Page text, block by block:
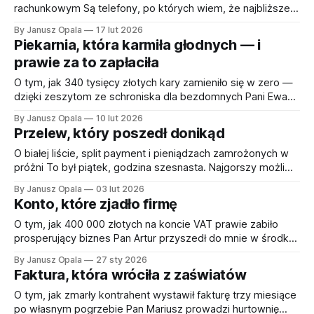
rachunkowym Są telefony, po których wiem, że najbliższe
siódmej rano. — Panie Januszu, mam kontrolę za dwa
tygodnie. I nie mam dokumentów. — Jak to nie ma Pan
dokumentów? — Bo moja księgowa zniknęła. Z
By Janusz Opala 17 lut 2026
Piekarnia, która karmiła głodnych — i
prawie za to zapłaciła
O tym, jak 340 tysięcy złotych kary zamieniło się w zero —
dzięki zeszytom ze schroniska dla bezdomnych Pani Ewa
wyglądała na cięższą niż powinna. W oczach miała łzy. Nie
płakała, ale była bliska. — Panie Januszu, to koniec. Urząd
chce trzysta czterdzieści tysięcy złotych.
By Janusz Opala 10 lut 2026
Przelew, który poszedł donikąd
O białej liście, split payment i pieniądzach zamrożonych w
próżni To był piątek, godzina szesnasta. Najgorszy możliwy
kwiaciarni, zadzwoniła z płaczem. — Przelałam sto
dwadzieścia tysięcy. Na złe konto. I nie mogę ich odzyskać.
Anatomia błędu Historia wyglądała tak: pani Karolina
kupowała kwiaty
By Janusz Opala 03 lut 2026
Konto, które zjadło firmę
O tym, jak 400 000 złotych na koncie VAT prawie zabiło
prosperujący biznes Pan Artur przyszedł do mnie w środku
przyszedł następnego dnia o siódmej rano. Nie spał. Ja po
tej rozmowie też nie. — Mam czterysta tysięcy na koncie i
nie mogę zapłacić
By Janusz Opala 27 sty 2026
Faktura, która wróciła z zaświatów
O tym, jak zmarły kontrahent wystawił fakturę trzy miesiące
po własnym pogrzebie Pan Mariusz prowadzi hurtownię